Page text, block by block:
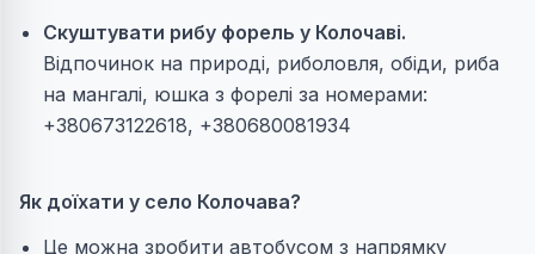
Скуштувати рибу форель у Колочаві.
Відпочинок на природі, риболовля, обіди, риба
на мангалі, юшка з форелі за номерами:
+380673122618, +380680081934
Як доїхати у село Колочава?
Це можна зробити автобусом з напрямку